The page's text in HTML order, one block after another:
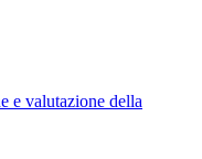
e valutazione della